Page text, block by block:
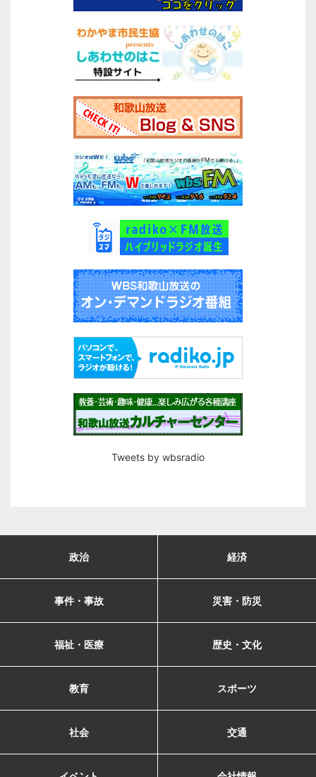
Tweets by wbsradio
政治 経済
事件・事故 災害・防災
福祉・医療 歴史・文化
教育 スポーツ
社会 交通